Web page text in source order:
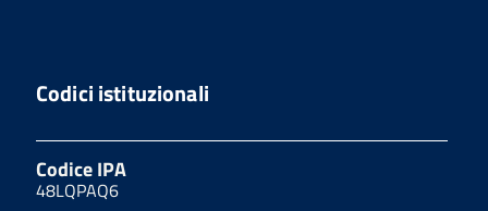
Codici istituzionali
Codice IPA
48LQPAQ6